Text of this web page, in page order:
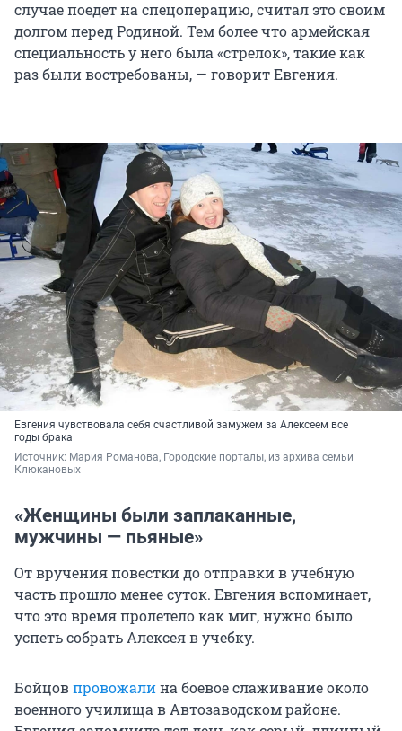
случае поедет на спецоперацию, считал это своим
долгом перед Родиной. Тем более что армейская
специальность у него была «стрелок», такие как
раз были востребованы, — говорит Евгения.
Евгения чувствовала себя счастливой замужем за Алексеем все
годы брака
Источник: Мария Романова, Городские порталы, из архива семьи
Клюкановых
«Женщины были заплаканные,
мужчины — пьяные»
От вручения повестки до отправки в учебную
часть прошло менее суток. Евгения вспоминает,
что это время пролетело как миг, нужно было
успеть собрать Алексея в учебку.
Бойцовпровожалина боевое слаживание около
военного училища в Автозаводском районе.